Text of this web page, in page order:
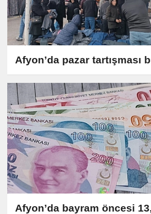
Afyon’da pazar tartışması
Afyon’da bayram öncesi